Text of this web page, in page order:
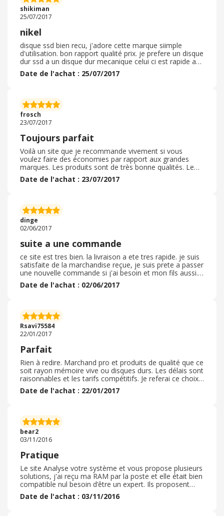
shikiman
25/07/2017
nikel
disque ssd bien recu, j'adore cette marque siimple
d'utilisation. bon rapport qualité prix. je prefere un disque
dur ssd a un disque dur mecanique celui ci est rapide au
demarrage, il mets 10 secondes a peu pres
Date de l'achat : 25/07/2017
frosch
23/07/2017
Toujours parfait
Voilà un site que je recommande vivement si vous
voulez faire des économies par rapport aux grandes
marques. Les produits sont de très bonne qualités. Le
délai de livraison est respecté et l'emballage est
impeccable. Merci.
Date de l'achat : 23/07/2017
dinge
02/06/2017
suite a une commande
ce site est tres bien. la livraison a ete tres rapide. je suis
satisfaite de la marchandise reçue, je suis prete a passer
une nouvelle commande si j'ai besoin et mon fils aussi.
nous pouvons recommander ce site.
Date de l'achat : 02/06/2017
Rsavi75584
22/01/2017
Parfait
Rien à redire. Marchand pro et produits de qualité que ce
soit rayon mémoire vive ou disques durs. Les délais sont
raisonnables et les tarifs compétitifs. Je referai ce choix
si l'occasion se présente.
Date de l'achat : 22/01/2017
bear2
03/11/2016
Pratique
Le site Analyse votre système et vous propose plusieurs
solutions, j'ai reçu ma RAM par la poste et elle était bien
compatible nul besoin d’être un expert. Ils proposent
aussi leurs Disques Durs SSD mais je n'ai pas testé.
Date de l'achat : 03/11/2016